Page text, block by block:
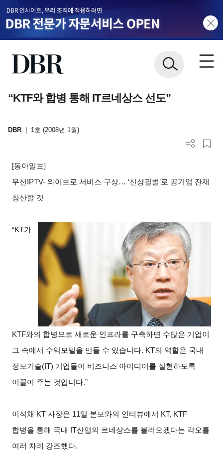
“KTF와 합병 통해 IT르네상스 선도”
DBR 1호 (2008년 1월)
[동아일보]
무선IPTV- 와이브로 서비스 구상… ‘신상필벌’로 공기업 잔재
청산할 것
“KT가
KTF와의 합병으로 새로운 인프라를 구축하면 수많은 기업이
그 속에서 수익모델을 만들 수 있습니다. KT의 역할은 국내
정보기술(IT) 기업들이 비즈니스 아이디어를 실현하도록
이끌어 주는 것입니다.”
이석채 KT 사장은 11일 본보와의 인터뷰에서 KT, KTF
합병을 통해 국내 IT산업의 르네상스를 불러오겠다는 각오를
여러 차례 강조했다.